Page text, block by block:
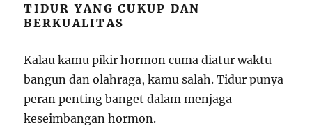
TIDUR YANG CUKUP DAN
BERKUALITAS
Kalau kamu pikir hormon cuma diatur waktu
bangun dan olahraga, kamu salah. Tidur punya
peran penting banget dalam menjaga
keseimbangan hormon.